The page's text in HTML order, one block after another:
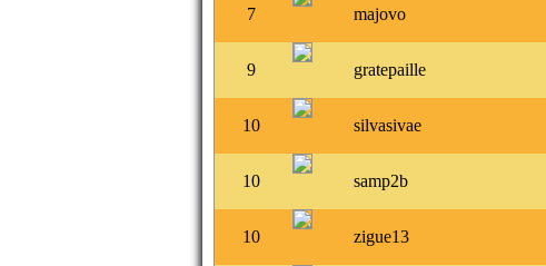
7 majovo
9 gratepaille
10 silvasivae
10 samp2b
10 zigue13